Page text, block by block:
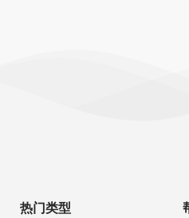
热门类型